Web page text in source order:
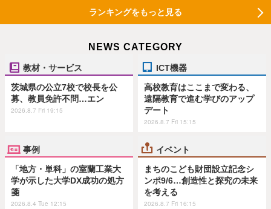
ランキングをもっと見る
NEWS CATEGORY
教材・サービス
茨城県の公立7校で校長を公
募、教員免許不問…エン
2026.8.7 Fri 19:15
ICT機器
高校教育はここまで変わる、
遠隔教育で進む学びのアップ
デート
2026.8.7 Fri 15:15
事例
「地方・単科」の室蘭工業大
学が示した大学DX成功の処方
箋
2026.8.4 Tue 12:15
イベント
まちのこども財団設立記念シ
ンポ9/6…創造性と探究の未来
を考える
2026.8.7 Fri 16:15